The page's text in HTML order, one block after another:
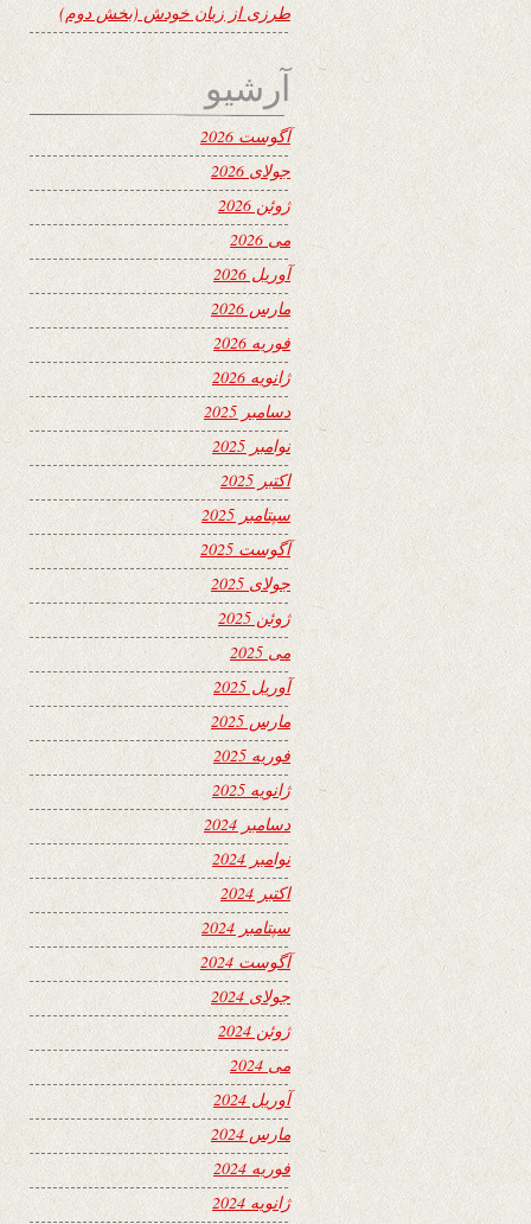
طرزی از زبان خودش (بخش دوم)
آرشیو
آگوست 2026
جولای 2026
ژوئن 2026
می 2026
آوریل 2026
مارس 2026
فوریه 2026
ژانویه 2026
دسامبر 2025
نوامبر 2025
اکتبر 2025
سپتامبر 2025
آگوست 2025
جولای 2025
ژوئن 2025
می 2025
آوریل 2025
مارس 2025
فوریه 2025
ژانویه 2025
دسامبر 2024
نوامبر 2024
اکتبر 2024
سپتامبر 2024
آگوست 2024
جولای 2024
ژوئن 2024
می 2024
آوریل 2024
مارس 2024
فوریه 2024
ژانویه 2024